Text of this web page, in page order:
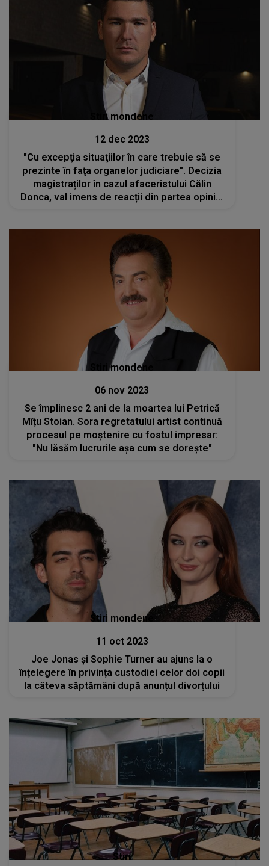
Stiri mondene
12 dec 2023
"Cu excepţia situaţiilor în care trebuie să se
prezinte în faţa organelor judiciare". Decizia
magistraților în cazul afaceristului Călin
Donca, val imens de reacții din partea opiniei
Stiri mondene
06 nov 2023
Se împlinesc 2 ani de la moartea lui Petrică
Mîțu Stoian. Sora regretatului artist continuă
procesul pe moștenire cu fostul impresar:
"Nu lăsăm lucrurile așa cum se dorește"
Stiri mondene
11 oct 2023
Joe Jonas și Sophie Turner au ajuns la o
înțelegere în privința custodiei celor doi copii
la câteva săptămâni după anunțul divorțului
Stiri